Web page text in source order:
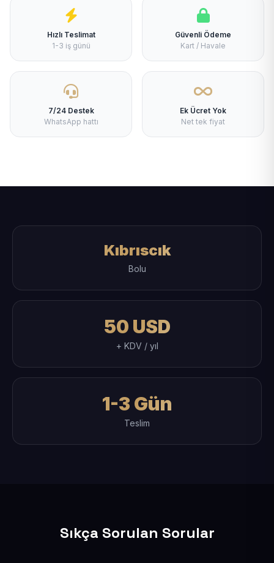
Hızlı Teslimat
1-3 iş günü
Güvenli Ödeme
Kart / Havale
7/24 Destek
WhatsApp hattı
Ek Ücret Yok
Net tek fiyat
Kıbrıscık
Bolu
50 USD
+ KDV / yıl
1-3 Gün
Teslim
Sıkça Sorulan Sorular